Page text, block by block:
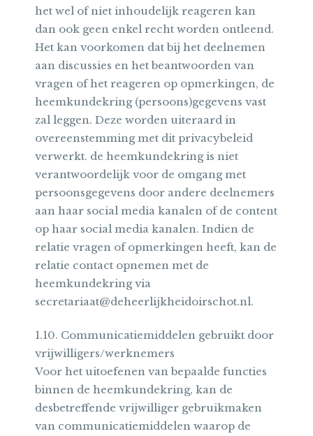
het wel of niet inhoudelijk reageren kan
dan ook geen enkel recht worden ontleend.
Het kan voorkomen dat bij het deelnemen
aan discussies en het beantwoorden van
vragen of het reageren op opmerkingen, de
heemkundekring (persoons)gegevens vast
zal leggen. Deze worden uiteraard in
overeenstemming met dit privacybeleid
verwerkt. de heemkundekring is niet
verantwoordelijk voor de omgang met
persoonsgegevens door andere deelnemers
aan haar social media kanalen of de content
op haar social media kanalen. Indien de
relatie vragen of opmerkingen heeft, kan de
relatie contact opnemen met de
heemkundekring via
secretariaat@deheerlijkheidoirschot.nl.
1.10. Communicatiemiddelen gebruikt door
vrijwilligers/werknemers
Voor het uitoefenen van bepaalde functies
binnen de heemkundekring, kan de
desbetreffende vrijwilliger gebruikmaken
van communicatiemiddelen waarop de